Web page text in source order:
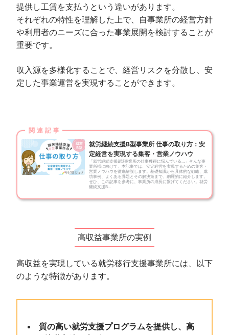
提供し工賃を支払うという違いがあります。
それぞれの特性を理解した上で、自事業所の経営方針
や利用者のニーズに合った事業展開を検討することが
重要です。
収入源を多様化することで、経営リスクを分散し、安
定した事業運営を実現することができます。
就労継続支援B型事業所 仕事の取り方：安
定経営を実現する集客・営業ノウハウ
「就労継続支援B型事業所の仕事獲得に悩んでいる…」そんな事
業所様に向けて、本記事では、安定経営を実現するための集客・
営業ノウハウを徹底解説します。基礎知識から具体的な戦略、成
功事例、よくある課題とその解決策まで、網羅的に紹介します。
ぜひ、この記事を参考に、事業所の成長に繋げてください。就労
継続支援B...
高収益事業所の実例
高収益を実現している就労移行支援事業所には、以下
のような特徴があります。
質の高い就労支援プログラムを提供し、高